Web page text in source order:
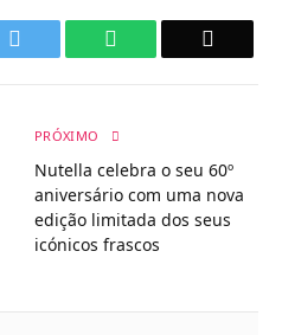
WhatsApp
PRÓXIMO
Nutella celebra o seu 60º
aniversário com uma nova
edição limitada dos seus
icónicos frascos